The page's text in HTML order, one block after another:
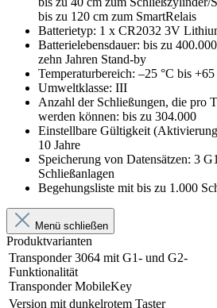
bis zu 120 cm zum SmartRelais
Batterietyp: 1 x CR2032 3V
Batterielebensdauer: bis zu
zehn Jahren Stand-by
Temperaturbereich: –25 °C bis +65
Umweltklasse: III
Anzahl der Schließungen, die pro
werden können: bis zu 304.000
Einstellbare Gültigkeit
10 Jahre
Speicherung von Datensätzen: 3
Schließanlagen
Begehungsliste mit bis zu 1.000
Menü schließen
Produktvarianten
Transponder 3064 mit G1- und G2-
Funktionalität
Transponder MobileKey
Version mit dunkelrotem Taster